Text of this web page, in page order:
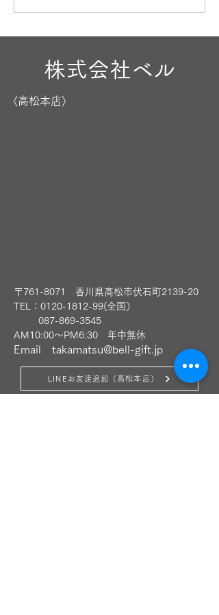
株式会社ベル
〈高松本店〉
〒761-8071 香川県高松市伏石町2139-20
TEL：0120-1812-99(全国）
087-869-3545
AM10:00～PM6:30 年中無休
Email takamatsu@bell-gift.jp
LINEお友達追加（高松本店）